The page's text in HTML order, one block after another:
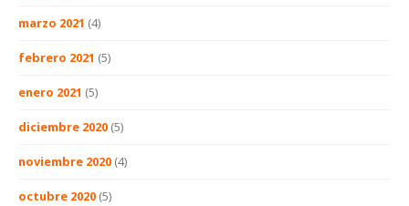
marzo 2021 (4)
febrero 2021 (5)
enero 2021 (5)
diciembre 2020 (5)
noviembre 2020 (4)
octubre 2020 (5)